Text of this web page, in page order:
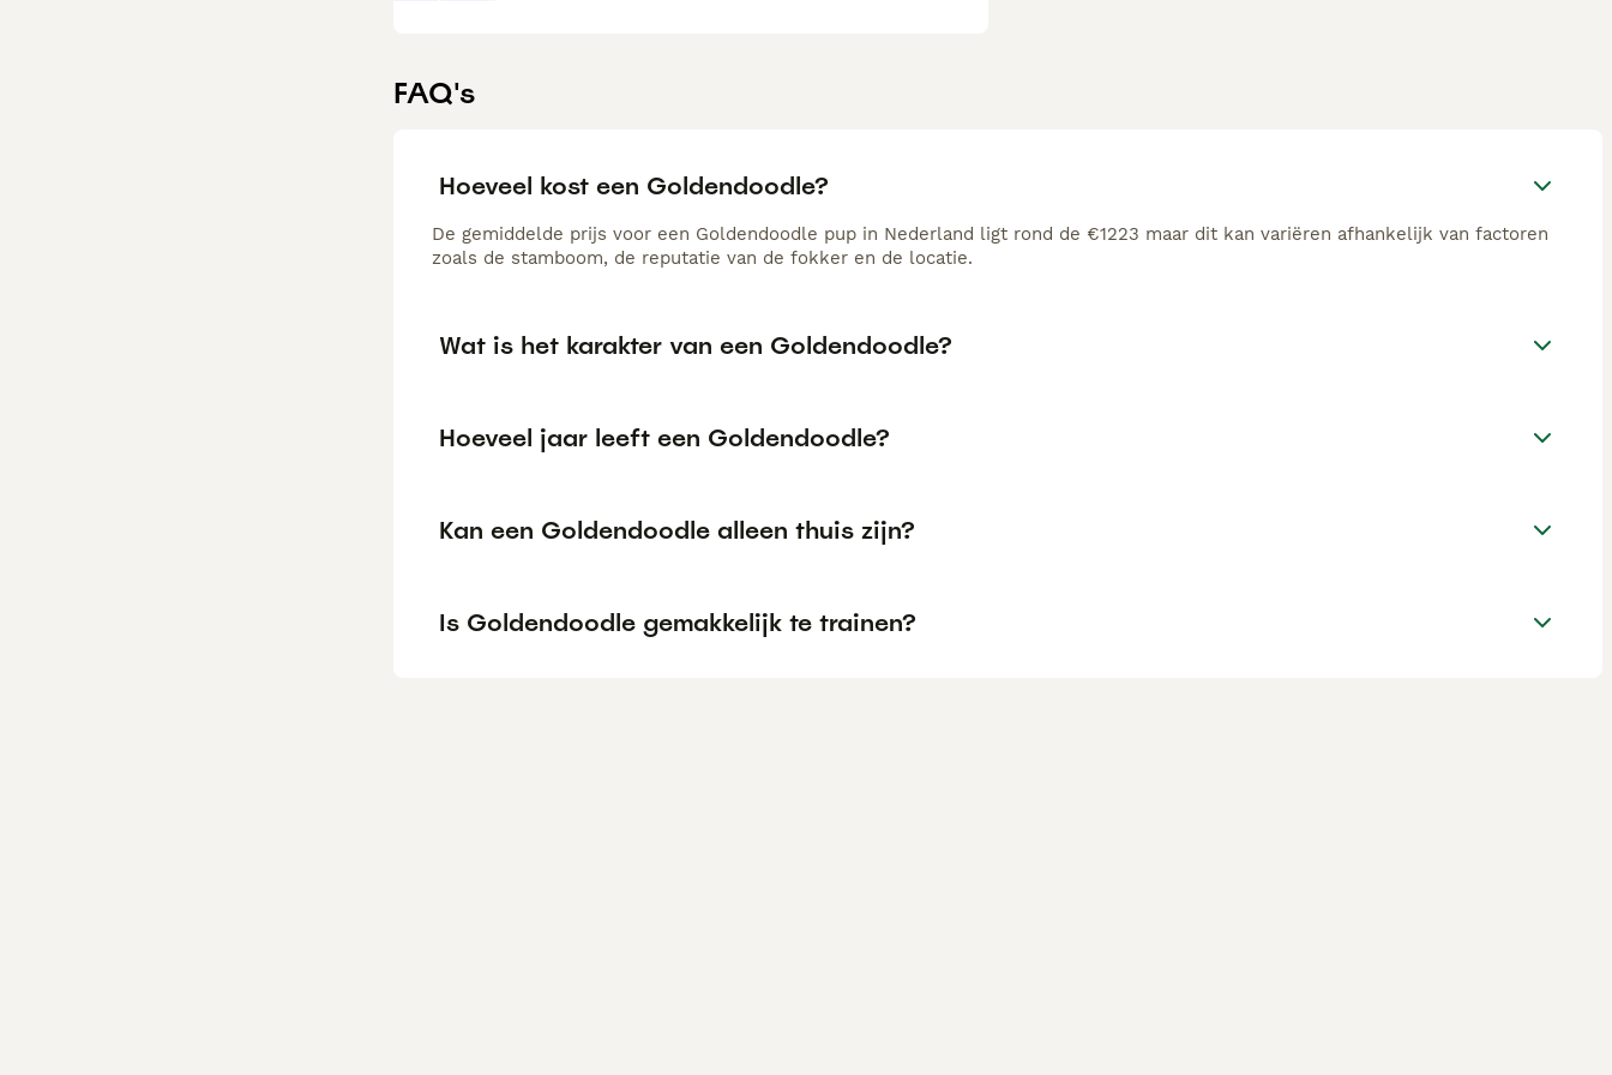
FAQ's
Hoeveel kost een Goldendoodle?
De gemiddelde prijs voor een Goldendoodle pup in Nederland ligt rond de €1223 maar dit kan variëren afhankelijk van factoren
zoals de stamboom, de reputatie van de fokker en de locatie.
Wat is het karakter van een Goldendoodle?
Hoeveel jaar leeft een Goldendoodle?
Kan een Goldendoodle alleen thuis zijn?
Is Goldendoodle gemakkelijk te trainen?